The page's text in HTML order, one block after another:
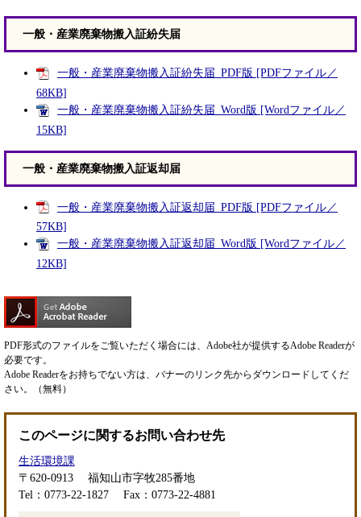
一般・産業廃棄物搬入証紛失届
一般・産業廃棄物搬入証紛失届_PDF版 [PDFファイル／
68KB]
一般・産業廃棄物搬入証紛失届_Word版 [Wordファイル／
15KB]
一般・産業廃棄物搬入証返却届
一般・産業廃棄物搬入証返却届_PDF版 [PDFファイル／
57KB]
一般・産業廃棄物搬入証返却届_Word版 [Wordファイル／
12KB]
PDF形式のファイルをご覧いただく場合には、Adobe社が提供するAdobe Readerが
必要です。
Adobe Readerをお持ちでない方は、バナーのリンク先からダウンロードしてくだ
さい。（無料）
このページに関するお問い合わせ先
生活環境課
〒620-0913
福知山市字牧285番地
Tel：0773-22-1827
Fax：0773-22-4881